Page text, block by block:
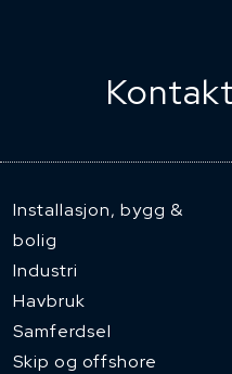
Installasjon, bygg &
bolig
Industri
Havbruk
Samferdsel
Skip og offshore